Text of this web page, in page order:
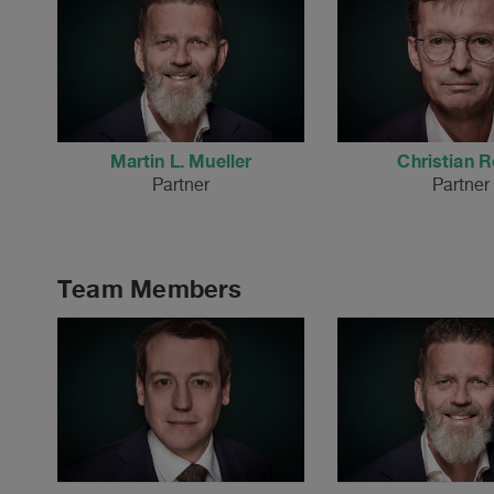
Martin L. Mueller
Partner
Christian
Partner
Team Members